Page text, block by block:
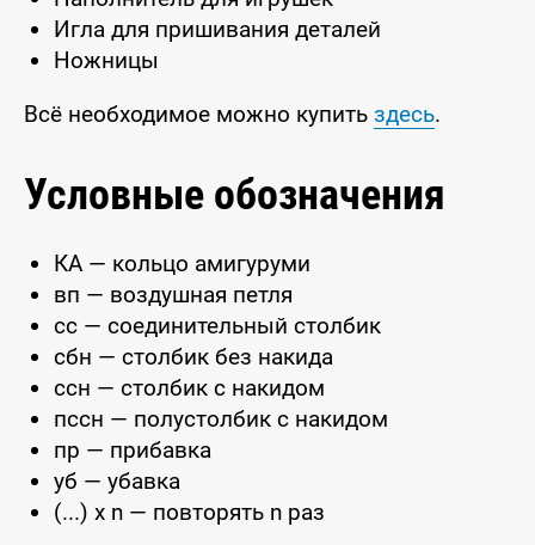
Игла для пришивания деталей
Ножницы
Всё необходимое можно купить здесь.
Условные обозначения
КА — кольцо амигуруми
вп — воздушная петля
сс — соединительный столбик
сбн — столбик без накида
ссн — столбик с накидом
пссн — полустолбик с накидом
пр — прибавка
уб — убавка
(...) x n — повторять n раз